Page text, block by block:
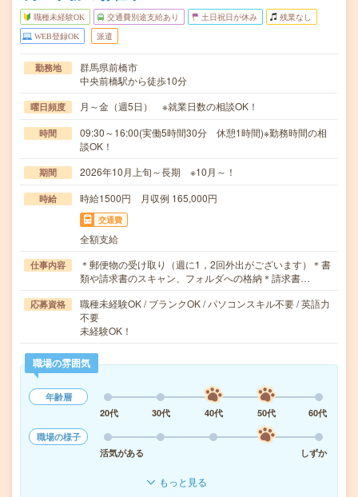
職種未経験OK 交通費別途支給あり 土日祝日が休み 残業なし
WEB登録OK 派遣
勤務地
群馬県前橋市
中央前橋駅から徒歩10分
曜日頻度 月～金（週5日） ※就業日数の相談OK！
時間
09:30～16:00(実働5時間30分 休憩1時間)※勤務時間の相
談OK！
期間 2026年10月上旬～長期 ※10月～！
時給 時給1500円 月収例 165,000円
交通費
全額支給
仕事内容
＊郵便物の受け取り（週に1，2回外出がございます）＊書
類や請求書のスキャン、フォルダへの格納＊請求書…
応募資格
職種未経験OK / ブランクOK / パソコンスキル不要 / 英語力
不要
未経験OK！
職場の雰囲気
年齢層
20代
30代 40代 50代
60代
職場の様子
活気がある
しずか
もっと見る